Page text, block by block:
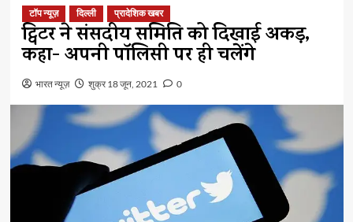
टॉप न्यूज़ दिल्ली प्रादेशिक खबर
ट्विटर ने संसदीय समिति को दिखाई अकड़,
कहा- अपनी पॉलिसी पर ही चलेंगे
भारत न्यूज़ शुक्र 18 जून, 2021 0